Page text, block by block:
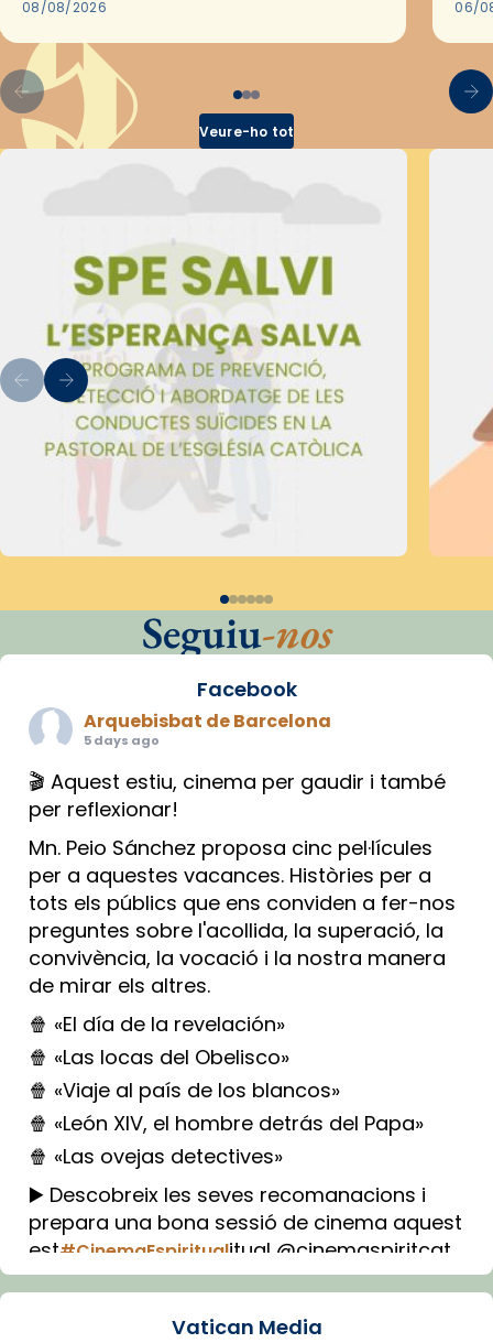
08/08/2026
les
06/
Veure-ho tot
Seguiu-nos
Facebook
Arquebisbat de Barcelona
5 days ago
🎬 Aquest estiu, cinema per gaudir i també
per reflexionar!
Mn. Peio Sánchez proposa cinc pel·lícules
per a aquestes vacances. Històries per a
tots els públics que ens conviden a fer-nos
preguntes sobre l'acollida, la superació, la
convivència, la vocació i la nostra manera
de mirar els altres.
🍿 «El día de la revelación»
🍿 «Las locas del Obelisco»
🍿 «Viaje al país de los blancos»
🍿 «León XIV, el hombre detrás del Papa»
🍿 «Las ovejas detectives»
▶️ Descobreix les seves recomanacions i
prepara una bona sessió de cinema aquest
est#CinemaEspiritualitual @cinemaspiritcat
Imatge: Generada amb IA (OpenAI)
Vatican Media